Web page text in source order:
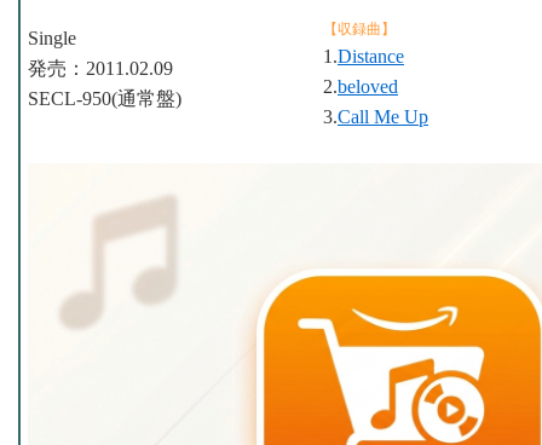
【収録曲】
1.Distance
2.beloved
3.Call Me Up
Single
発売：2011.02.09
SECL-950(通常盤)